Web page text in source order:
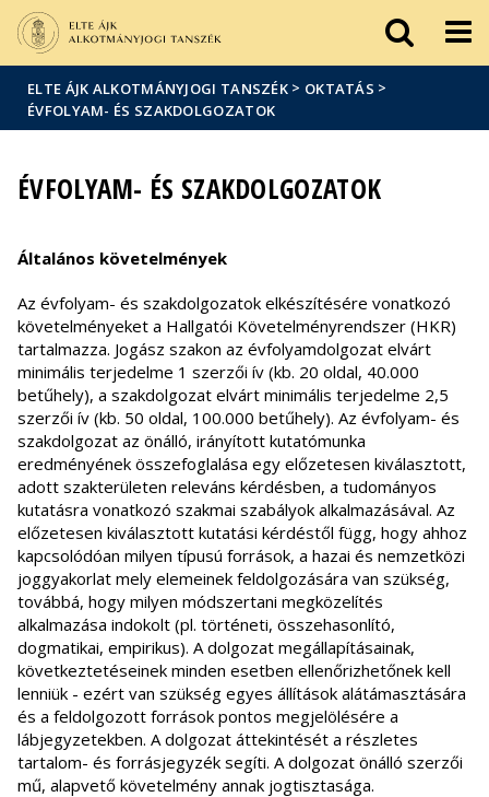
sajtóban
ELTE ÁJK ALKOTMÁNYJOGI TANSZÉK > OKTATÁS >
ÉVFOLYAM- ÉS SZAKDOLGOZATOK
ÉVFOLYAM- ÉS SZAKDOLGOZATOK
Általános követelmények
Az évfolyam- és szakdolgozatok elkészítésére vonatkozó
követelményeket a Hallgatói Követelményrendszer (HKR)
tartalmazza. Jogász szakon az évfolyamdolgozat elvárt
minimális terjedelme 1 szerzői ív (kb. 20 oldal, 40.000
betűhely), a szakdolgozat elvárt minimális terjedelme 2,5
szerzői ív (kb. 50 oldal, 100.000 betűhely). Az évfolyam- és
szakdolgozat az önálló, irányított kutatómunka
eredményének összefoglalása egy előzetesen kiválasztott,
adott szakterületen releváns kérdésben, a tudományos
kutatásra vonatkozó szakmai szabályok alkalmazásával. Az
előzetesen kiválasztott kutatási kérdéstől függ, hogy ahhoz
kapcsolódóan milyen típusú források, a hazai és nemzetközi
joggyakorlat mely elemeinek feldolgozására van szükség,
továbbá, hogy milyen módszertani megközelítés
alkalmazása indokolt (pl. történeti, összehasonlító,
dogmatikai, empirikus). A dolgozat megállapításainak,
következtetéseinek minden esetben ellenőrizhetőnek kell
lenniük - ezért van szükség egyes állítások alátámasztására
és a feldolgozott források pontos megjelölésére a
lábjegyzetekben. A dolgozat áttekintését a részletes
tartalom- és forrásjegyzék segíti. A dolgozat önálló szerzői
mű, alapvető követelmény annak jogtisztasága.